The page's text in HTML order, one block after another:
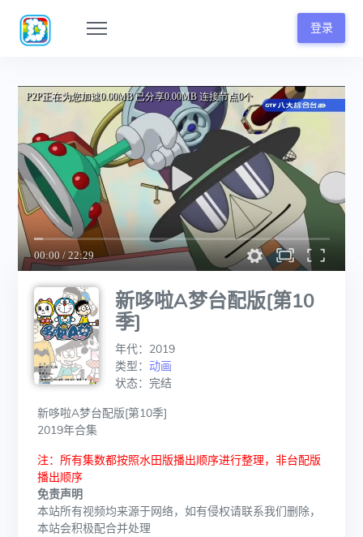
登录
新哆啦A梦台配版[第10
季]
年代：2019
类型： 动画
状态：完结
新哆啦A梦台配版[第10季]
2019年合集
注：所有集数都按照水田版播出顺序进行整理，非台配版
播出顺序
免责声明
本站所有视频均来源于网络，如有侵权请联系我们删除，
本站会积极配合并处理